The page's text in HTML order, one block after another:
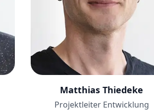
Matthias Thiedeke
Projektleiter Entwicklung